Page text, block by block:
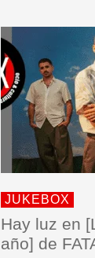
JUKEBOX
Hay luz en
año] de